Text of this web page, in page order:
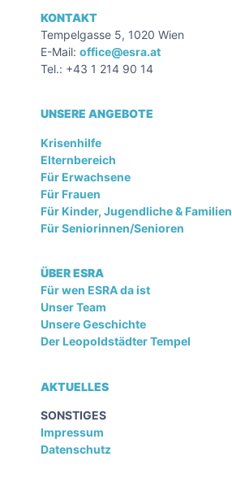
KONTAKT
Tempelgasse 5, 1020 Wien
E-Mail: office@esra.at
Tel.: +43 1 214 90 14
UNSERE ANGEBOTE
Krisenhilfe
Elternbereich
Für Erwachsene
Für Frauen
Für Kinder, Jugendliche & Familien
Für Seniorinnen/Senioren
ÜBER ESRA
Für wen ESRA da ist
Unser Team
Unsere Geschichte
Der Leopoldstädter Tempel
AKTUELLES
SONSTIGES
Impressum
Datenschutz